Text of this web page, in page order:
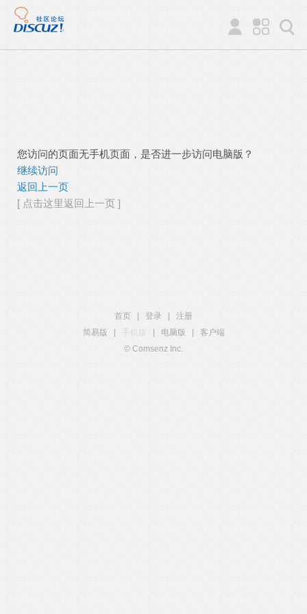
您访问的页面无手机页面，是否进一步访问电脑版？
继续访问
返回上一页
[ 点击这里返回上一页 ]
首页 登录
注册
简易版
手机版 电脑版
客户端
© Comsenz Inc.